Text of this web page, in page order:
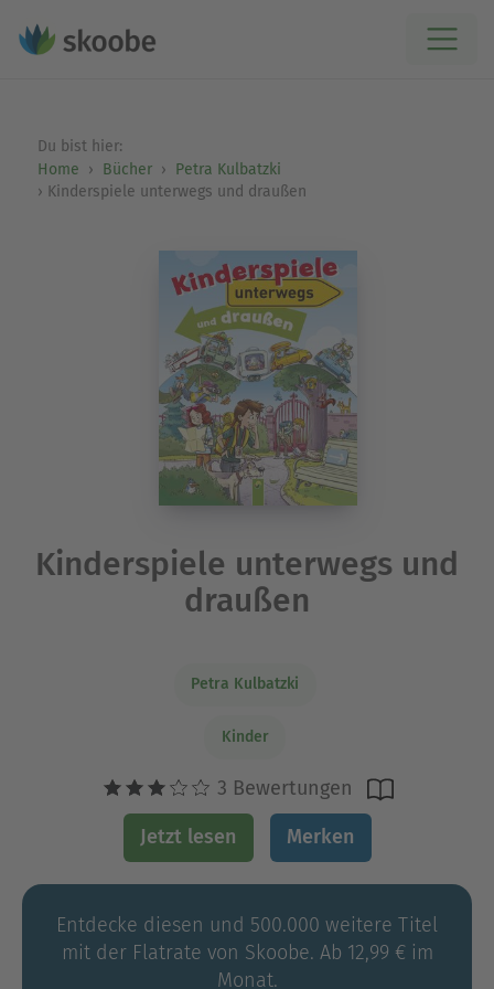
Du bist hier:
Home
Bücher
Petra Kulbatzki
Kinderspiele unterwegs und draußen
Kinderspiele unterwegs und
draußen
Petra Kulbatzki
Kinder
3 Bewertungen
Jetzt lesen Merken
Entdecke diesen und 500.000 weitere Titel
mit der Flatrate von Skoobe. Ab 12,99 € im
Monat.